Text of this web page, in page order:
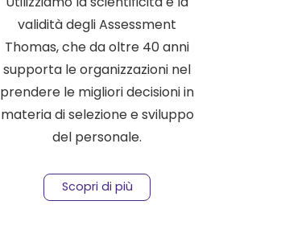
validità degli Assessment
Thomas, che da oltre 40 anni
supporta le organizzazioni nel
prendere le migliori decisioni in
materia di selezione e sviluppo
del personale.
Scopri di più